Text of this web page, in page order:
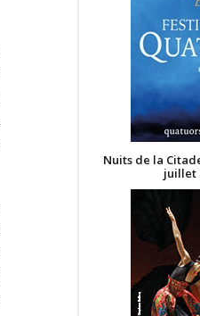
Nuits de la
juillet